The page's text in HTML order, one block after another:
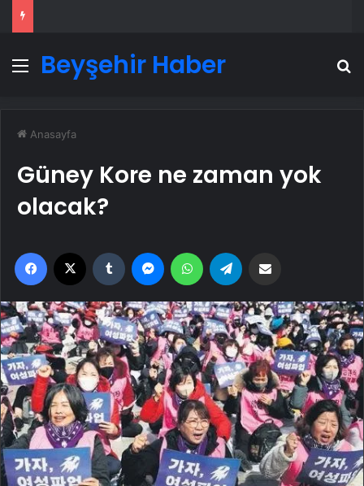
Menü
Beyşehir Haber
Anasayfa
Güney Kore ne zaman yok
olacak?
Facebook Tumblr MessengerWhatsApp